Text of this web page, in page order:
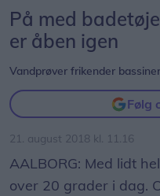
På med
er åben igen
Vandprøver frikender
Følg
21. august 2018 kl. 11.16
AALBORG: Med lidt
over 20 grader i dag.